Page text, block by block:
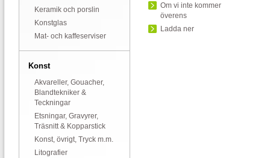
Keramik och porslin
Konstglas
Mat- och kaffeserviser
Konst
Akvareller, Gouacher,
Blandtekniker &
Teckningar
Etsningar, Gravyrer,
Träsnitt & Kopparstick
Konst, övrigt, Tryck m.m.
Litografier
Om vi inte kommer
överens
Ladda ner